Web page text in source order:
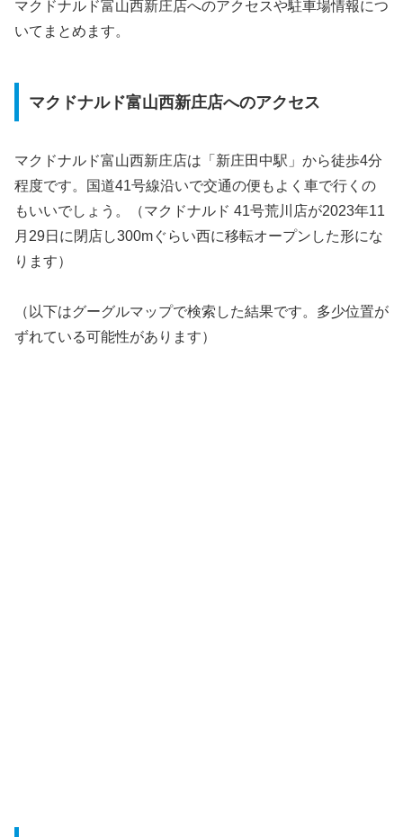
マクドナルド富山西新庄店へのアクセスや駐車場情報につ
いてまとめます。
マクドナルド富山西新庄店へのアクセス
マクドナルド富山西新庄店は「新庄田中駅」から徒歩4分
程度です。国道41号線沿いで交通の便もよく車で行くの
もいいでしょう。（マクドナルド 41号荒川店が2023年11
月29日に閉店し300mぐらい西に移転オープンした形にな
ります）
（以下はグーグルマップで検索した結果です。多少位置が
ずれている可能性があります）